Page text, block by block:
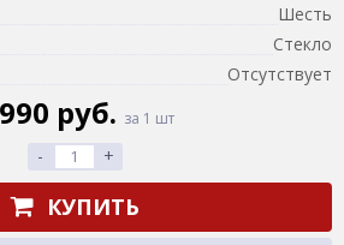
Шесть
Стекло
Отсутствует
руб. за 1 шт
- +
КУПИТЬ